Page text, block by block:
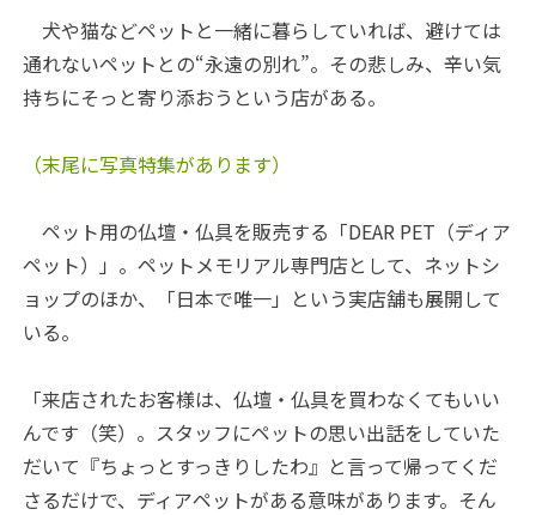
犬や猫などペットと一緒に暮らしていれば、避けては
通れないペットとの“永遠の別れ”。その悲しみ、辛い気
持ちにそっと寄り添おうという店がある。
（末尾に写真特集があります）
ペット用の仏壇・仏具を販売する「DEAR PET（ディア
ペット）」。ペットメモリアル専門店として、ネットシ
ョップのほか、「日本で唯一」という実店舗も展開して
いる。
「来店されたお客様は、仏壇・仏具を買わなくてもいい
んです（笑）。スタッフにペットの思い出話をしていた
だいて『ちょっとすっきりしたわ』と言って帰ってくだ
さるだけで、ディアペットがある意味があります。そん